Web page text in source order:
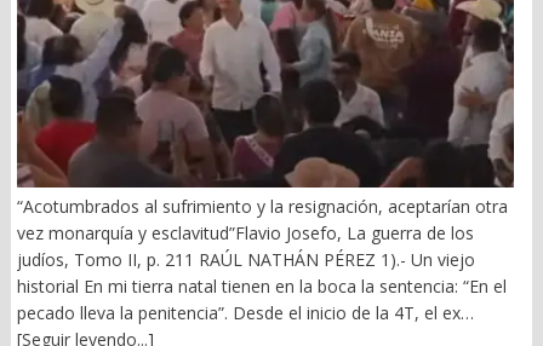
“Acotumbrados al sufrimiento y la resignación, aceptarían otra
vez monarquía y esclavitud”Flavio Josefo, La guerra de los
judíos, Tomo II, p. 211 RAÚL NATHÁN PÉREZ 1).- Un viejo
historial En mi tierra natal tienen en la boca la sentencia: “En el
pecado lleva la penitencia”. Desde el inicio de la 4T, el ex
gobernador Alejandro Murat ha arrastrado un mal fario. El 21 de
[Seguir leyendo...]